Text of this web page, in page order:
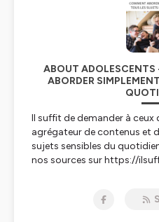
ABOUT ADOLESCENTS
ABORDER
Il suffit de demander à ceux
agrégateur de contenus et
sujets sensibles du
nos sources sur https://
pour plus